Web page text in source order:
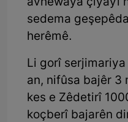
sedema
herêmê.
Li gorî
an, nifûsa bajêr 3
kes e Zêdetirî
koçberî bajarên